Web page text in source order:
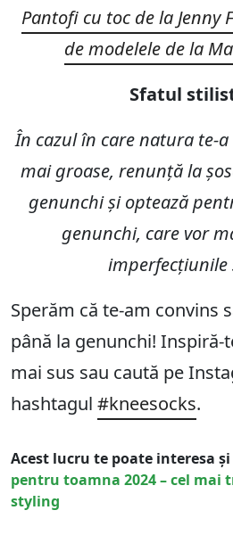
Pantofi cu toc de la Jenny
de modelele de la
Sfatul
În cazul în care natura te-
mai groase, renunță la
genunchi și optează
genunchi, care vor
imperfecțiunile
Sperăm că te-am convins
până la genunchi!
mai sus sau caută pe
hashtagul #kneesocks.
Acest lucru te poate interesa și
pentru toamna 2024 – cel mai
styling